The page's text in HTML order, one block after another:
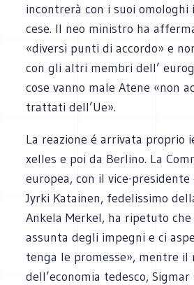
incon­trerà con i suoi
cese. Il neo mini­stro ha
«diversi punti di accordo» e
con gli altri mem­bri dell’
cose vanno male Atene «non
trat­tati dell’Ue».
La rea­zione é arri­vata pro­prio
xel­les e poi da Ber­lino. La
europea, con il vice-presidente
Jyrki Katai­nen, fede­lis­simo
Ankela Mer­kel, ha ripe­tuto che
assunta degli impe­gni e ci
tenga le pro­messe», men­tre il
dell’economia tede­sco,